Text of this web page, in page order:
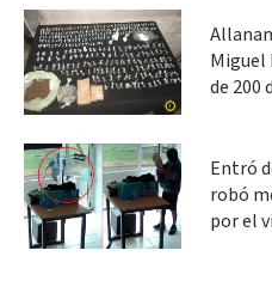
Miguel
de 200
Entró
robó
por el